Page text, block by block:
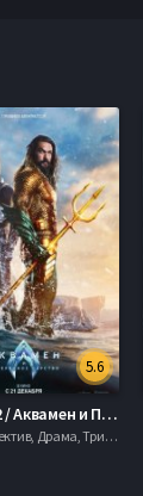
5.6
Аквамен 2 / Аквамен и Потерянное королевство (2023)
Боевик, Детектив, Драма, Триллеры, serial.mob